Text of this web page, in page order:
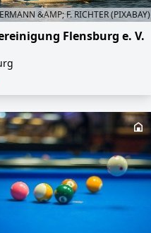
&AMP; F. RICHTER (PIXABAY)
Flensburg e. V.